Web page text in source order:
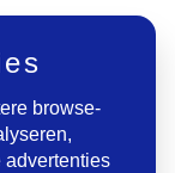
browse-
advertenties